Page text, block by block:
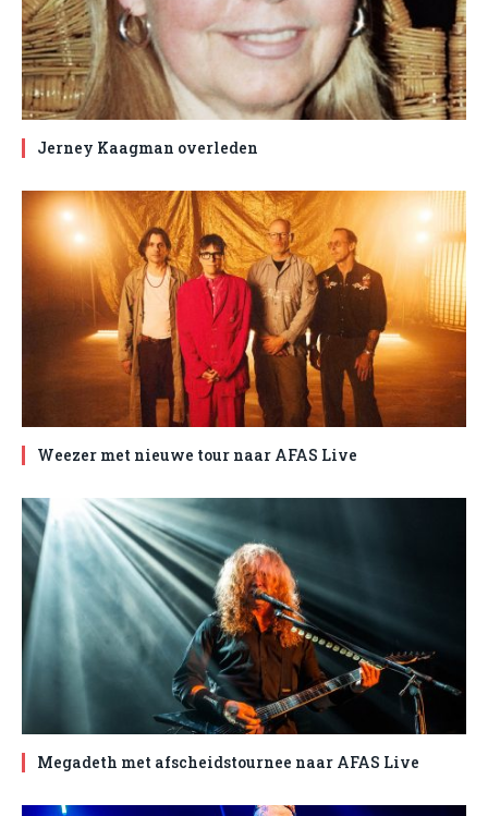
Jerney Kaagman overleden
Weezer met nieuwe tour naar AFAS Live
Megadeth met afscheidstournee naar AFAS Live